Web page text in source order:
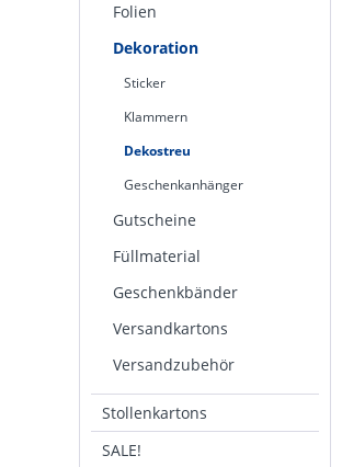
Folien
Dekoration
Sticker
Klammern
Dekostreu
Geschenkanhänger
Gutscheine
Füllmaterial
Geschenkbänder
Versandkartons
Versandzubehör
Stollenkartons
SALE!